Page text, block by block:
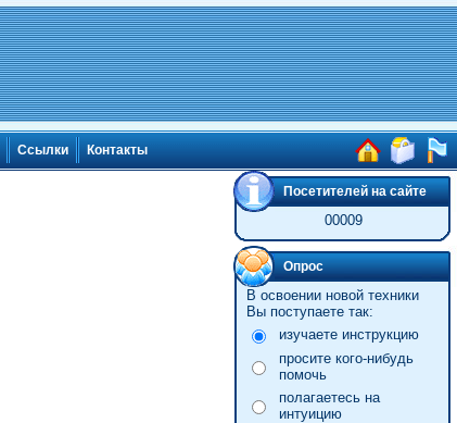
Ссылки Контакты
Посетителей на сайте
00009
Опрос
В освоении новой техники
Вы поступаете так:
изучаете инструкцию
просите кого-нибудь
помочь
полагаетесь на
интуицию